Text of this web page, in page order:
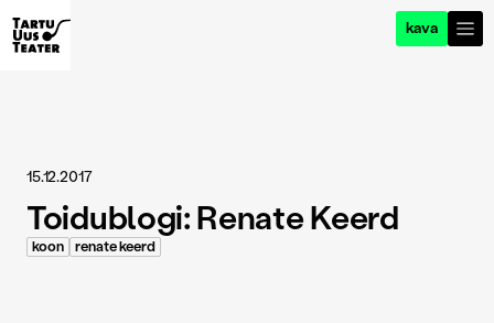
kava
15.12.2017
Toidublogi: Renate Keerd
koon renate keerd